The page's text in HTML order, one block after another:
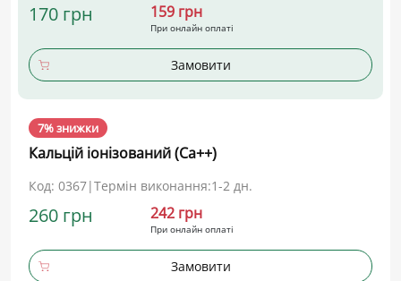
170 грн 159 грн
При онлайн оплаті
Замовити
7% знижки
Кальцій іонізований (Ca++)
Код: 0367|Термін виконання:1-2 дн.
260 грн 242 грн
При онлайн оплаті
Замовити